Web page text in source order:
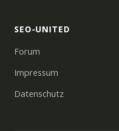
SEO-UNITED
Forum
Impressum
Datenschutz